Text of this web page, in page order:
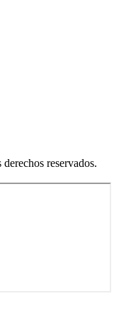
reservados.